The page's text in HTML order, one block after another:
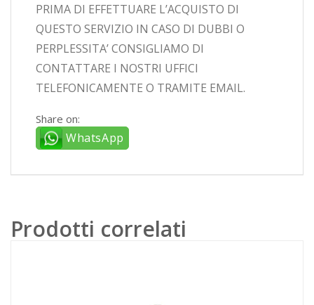
PRIMA DI EFFETTUARE L’ACQUISTO DI
QUESTO SERVIZIO IN CASO DI DUBBI O
PERPLESSITA’ CONSIGLIAMO DI
CONTATTARE I NOSTRI UFFICI
TELEFONICAMENTE O TRAMITE EMAIL.
Share on:
WhatsApp
Prodotti correlati